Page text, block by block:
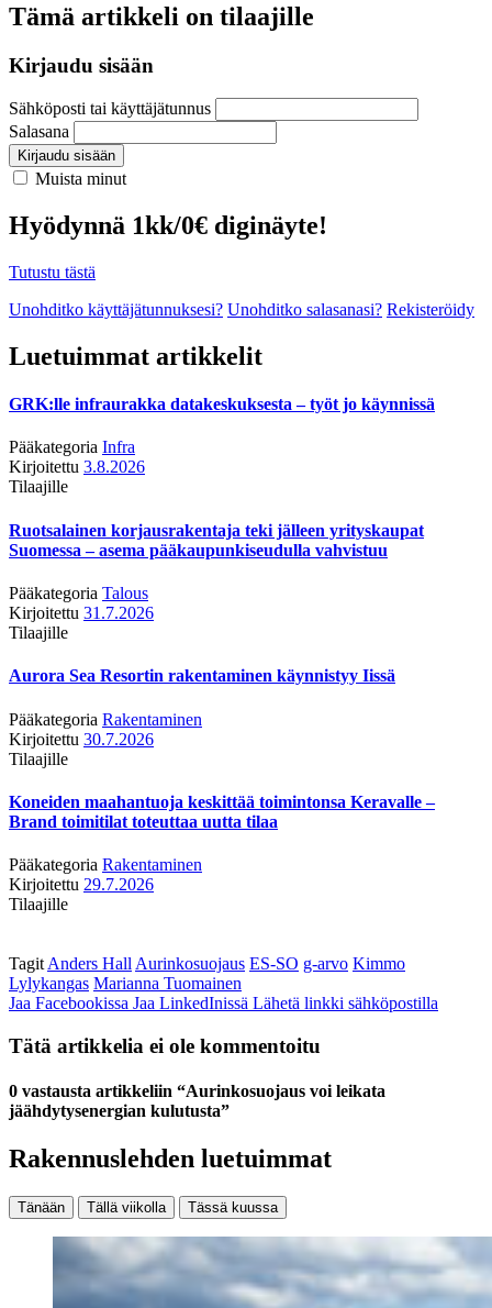
Tämä artikkeli on tilaajille
Kirjaudu sisään
Sähköposti tai käyttäjätunnus
Salasana
Kirjaudu sisään
Muista minut
Hyödynnä 1kk/0€ diginäyte!
Tutustu tästä
Unohditko käyttäjätunnuksesi? Unohditko salasanasi? Rekisteröidy
Luetuimmat artikkelit
GRK:lle infraurakka datakeskuksesta – työt jo käynnissä
Pääkategoria Infra
Kirjoitettu 3.8.2026
Tilaajille
Ruotsalainen korjausrakentaja teki jälleen yrityskaupat
Suomessa – asema pääkaupunkiseudulla vahvistuu
Pääkategoria Talous
Kirjoitettu 31.7.2026
Tilaajille
Aurora Sea Resortin rakentaminen käynnistyy Iissä
Pääkategoria Rakentaminen
Kirjoitettu 30.7.2026
Tilaajille
Koneiden maahantuoja keskittää toimintonsa Keravalle –
Brand toimitilat toteuttaa uutta tilaa
Pääkategoria Rakentaminen
Kirjoitettu 29.7.2026
Tilaajille
Tagit Anders Hall Aurinkosuojaus ES-SO g-arvo Kimmo
Lylykangas Marianna Tuomainen
Jaa Facebookissa Jaa LinkedInissä Lähetä linkki sähköpostilla
Tätä artikkelia ei ole kommentoitu
0 vastausta artikkeliin “Aurinkosuojaus voi leikata
jäähdytysenergian kulutusta”
Rakennuslehden luetuimmat
Tänään Tällä viikolla Tässä kuussa